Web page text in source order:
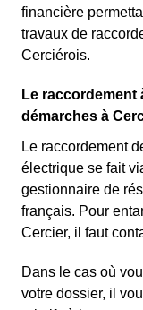
financière
travaux de
Cerciérois.
Le raccordement
démarches à
Le raccordement
électrique se fait
gestionnaire de
français. Pour
Cercier, il faut
Dans le cas où
votre dossier, il